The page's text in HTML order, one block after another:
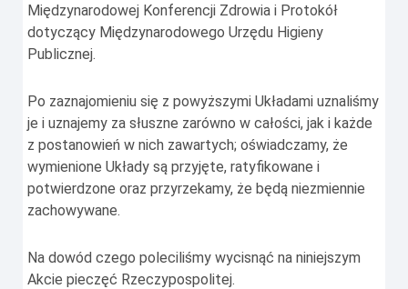
Międzynarodowej Konferencji Zdrowia i Protokół
dotyczący Międzynarodowego Urzędu Higieny
Publicznej.
Po zaznajomieniu się z powyższymi Układami uznaliśmy
je i uznajemy za słuszne zarówno w całości, jak i każde
z postanowień w nich zawartych; oświadczamy, że
wymienione Układy są przyjęte, ratyfikowane i
potwierdzone oraz przyrzekamy, że będą niezmiennie
zachowywane.
Na dowód czego poleciliśmy wycisnąć na niniejszym
Akcie pieczęć Rzeczypospolitej.